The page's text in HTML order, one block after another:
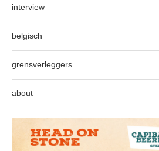
interview
belgisch
grensverleggers
about